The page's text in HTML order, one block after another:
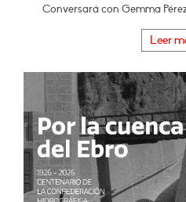
Conversará con Gemma
Leer